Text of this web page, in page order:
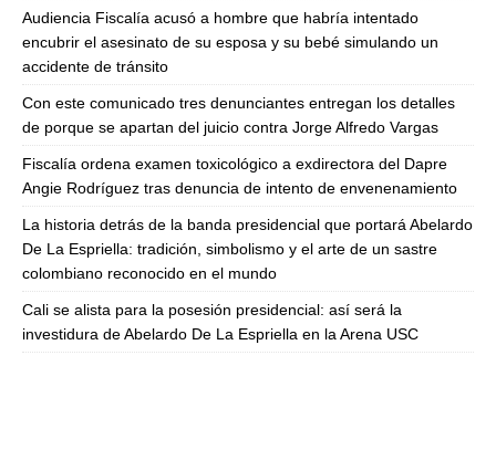
Audiencia Fiscalía acusó a hombre que habría intentado
encubrir el asesinato de su esposa y su bebé simulando un
accidente de tránsito
Con este comunicado tres denunciantes entregan los detalles
de porque se apartan del juicio contra Jorge Alfredo Vargas
Fiscalía ordena examen toxicológico a exdirectora del Dapre
Angie Rodríguez tras denuncia de intento de envenenamiento
La historia detrás de la banda presidencial que portará Abelardo
De La Espriella: tradición, simbolismo y el arte de un sastre
colombiano reconocido en el mundo
Cali se alista para la posesión presidencial: así será la
investidura de Abelardo De La Espriella en la Arena USC